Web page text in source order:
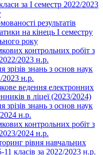
за І семестр 2022/2023
результатів
на кінець І семестру
року
контрольних робіт з
2022/2023 н.р.
зрізів знань з основ наук
2023 н.р.
ведення електронних
в ліцеї (2023/2024)
зрізів знань з основ наук
н.р.
контрольних робіт з
2023/2024 н.р.
рівня навчальних
11 класів за 2022/2023 н.р.